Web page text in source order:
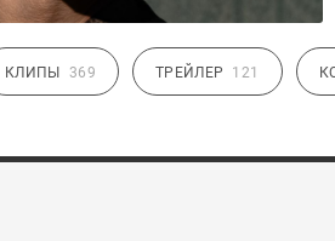
КЛИПЫ 369 ТРЕЙЛЕР 121